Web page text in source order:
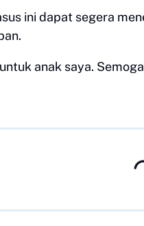
ini dapat segera
anak saya.